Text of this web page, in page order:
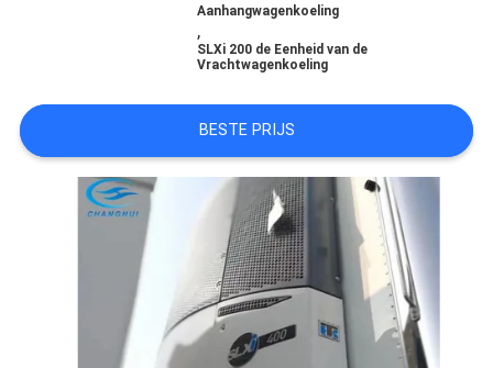
Aanhangwagenkoeling
,
SLXi 200 de Eenheid van de
Vrachtwagenkoeling
BESTE PRIJS